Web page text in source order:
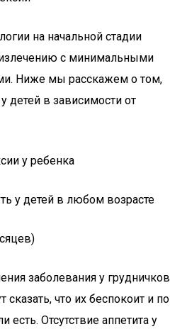
на начальной стадии
с минимальными
Ниже мы расскажем о том,
детей в зависимости от
у детей в любом возрасте
заболевания у грудничков
сказать, что их беспокоит и по
есть. Отсутствие аппетита у